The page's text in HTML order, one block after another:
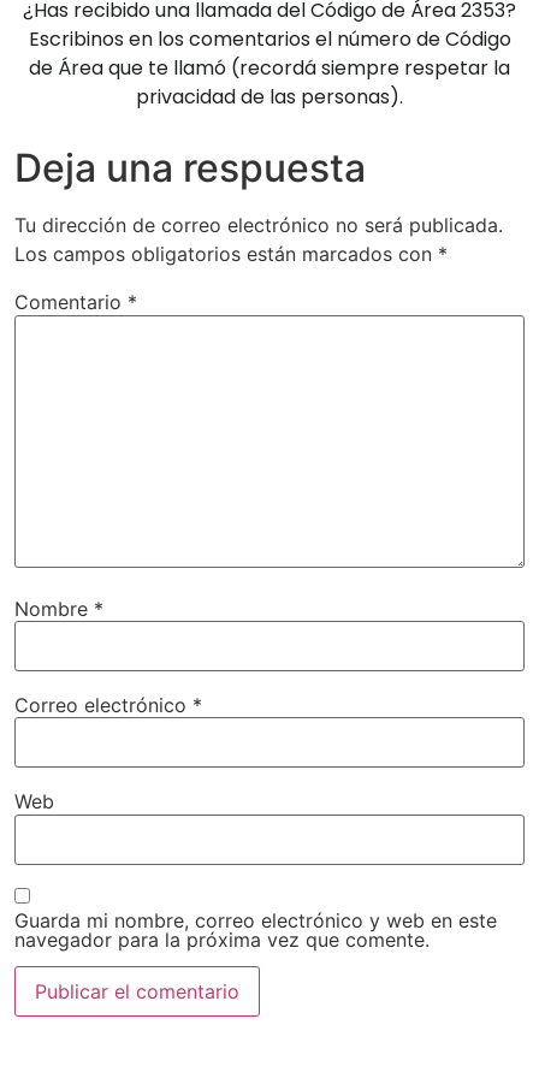
¿Has recibido una llamada del Código de Área 2353?
Escribinos en los comentarios el número de Código
de Área que te llamó (recordá siempre respetar la
privacidad de las personas).
Deja una respuesta
Tu dirección de correo electrónico no será publicada.
Los campos obligatorios están marcados con *
Comentario *
Nombre *
Correo electrónico *
Web
Guarda mi nombre, correo electrónico y web en este
navegador para la próxima vez que comente.